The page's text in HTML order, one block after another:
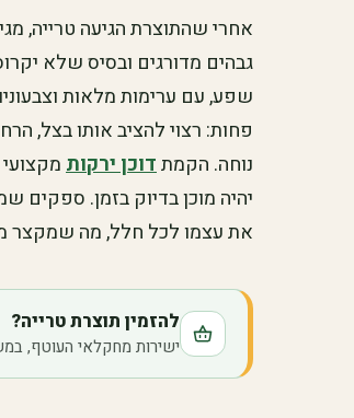
אחרי שהתוצרת הגיעה טרייה,
גבהים מדורגים ובסיס שלא
שפע, עם ערימות מלאות
פחות: רצוי להציב אותו בצל,
נוחה. הקמתדוכן ירקות
יהיה מוכן בדיוק בזמן. ספקים
את עצמו לכל חלל, מה שמקצר
להזמין תוצרת טרייה?
ישירות מחקלאי העוטף,